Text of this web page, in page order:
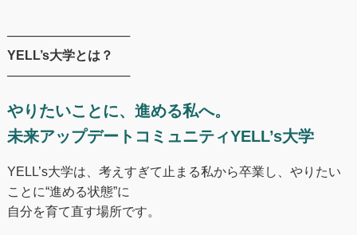
──────────────
YELL’s大学とは？
──────────────
やりたいことに、進める私へ。
未来アップデートコミュニティYELL’s大学
YELL’s大学は、考えすぎて止まる私から卒業し、やりたい
ことに“進める状態”に
自分を育て直す場所です。